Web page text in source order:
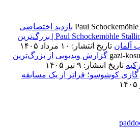
بازدید اختصاصی
پدوک از Paul Schockemöhle Stallion Station | بزرگ‌ترین
آلمان تاریخ انتشار: ۱۰ مرداد ۱۴۰۵
گزارش ویدیویی از بزرگ‌ترین
تاریخ انتشار: ۹ تیر ۱۴۰۵
گازی کوشوسو؛ فراتر از یک مسابقه